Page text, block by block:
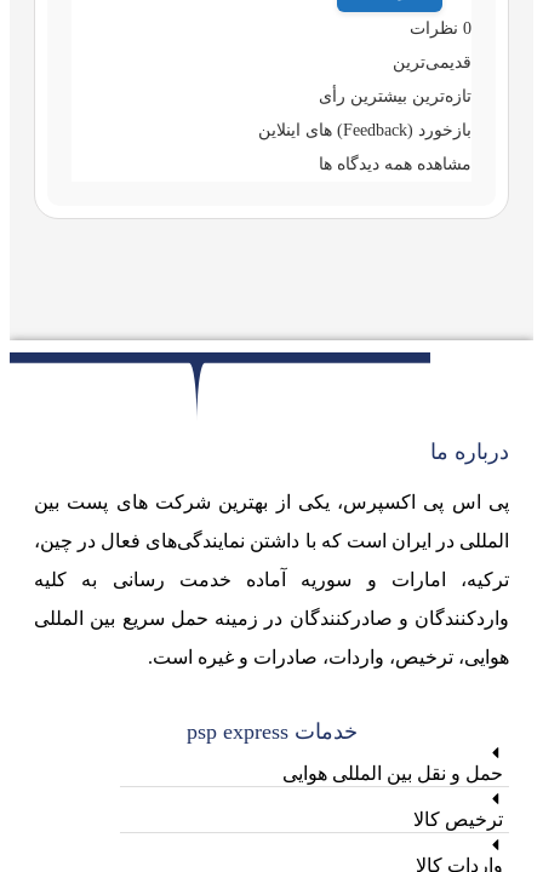
0 نظرات
قدیمی‌ترین
تازه‌ترین بیشترین رأی
بازخورد (Feedback) های اینلاین
مشاهده همه دیدگاه ها
درباره ما
پی اس پی اکسپرس، یکی از بهترین شرکت های پست بین
المللی در ایران است که با داشتن نمایندگی‌های فعال در چین،
ترکیه، امارات و سوریه آماده خدمت رسانی به کلیه
واردکنندگان و صادرکنندگان در زمینه حمل سریع بین المللی
هوایی، ترخیص، واردات، صادرات و غیره است.
خدمات psp express
حمل و نقل بین المللی هوایی
ترخیص کالا
واردات کالا